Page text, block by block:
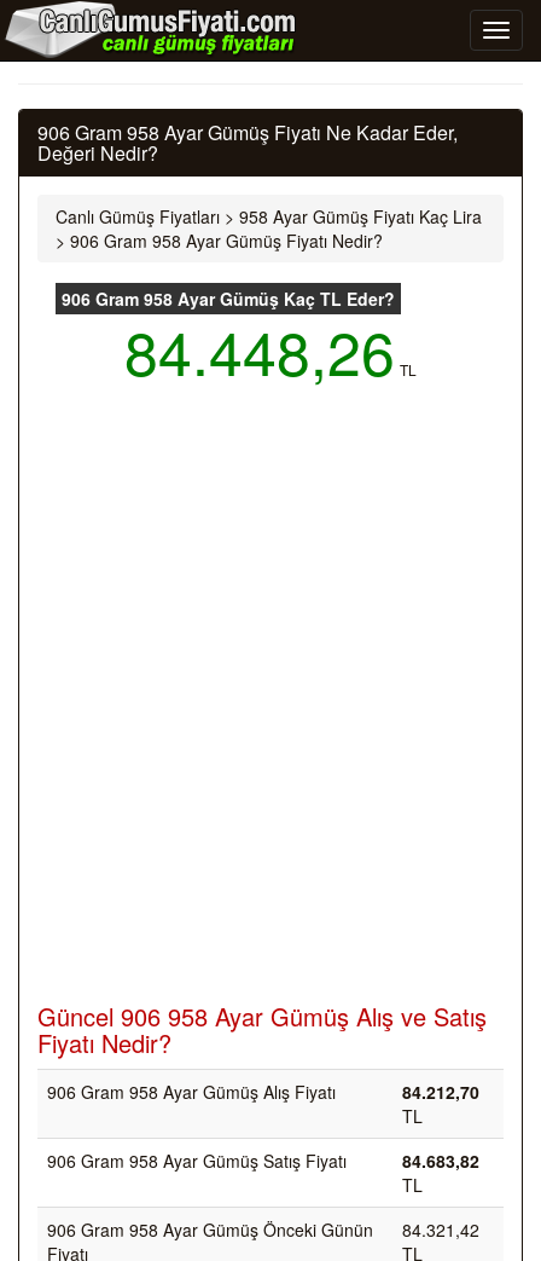
906 Gram 958 Ayar Gümüş Fiyatı Ne Kadar Eder,
Değeri Nedir?
Canlı Gümüş Fiyatları > 958 Ayar Gümüş Fiyatı Kaç Lira
> 906 Gram 958 Ayar Gümüş Fiyatı Nedir?
906 Gram 958 Ayar Gümüş Kaç TL Eder?
84.448,26 TL
Güncel 906 958 Ayar Gümüş Alış ve Satış
Fiyatı Nedir?
906 Gram 958 Ayar Gümüş Alış Fiyatı
84.212,70
TL
906 Gram 958 Ayar Gümüş Satış Fiyatı
84.683,82
TL
906 Gram 958 Ayar Gümüş Önceki Günün
Fiyatı
84.321,42
TL